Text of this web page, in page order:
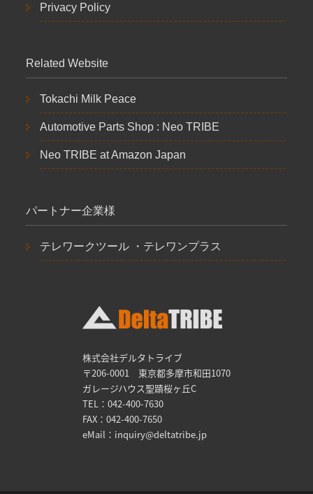
株式会社デルタトライブ
〒206-0001 東京都多摩市和田1070
ガレージハウス聖蹟桜ヶ丘C
TEL：042-400-7630
FAX：042-400-7650
eMail：inquiry@deltatribe.jp
Privacy Policy
Related Website
Tokachi Milk Peace
Automotive Parts Shop : Neo TRIBE
Neo TRIBE at Amazon Japan
パートナー企業様
テレワークツール ・テレワンプラス